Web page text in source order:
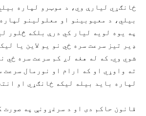
ځانګړي ليارې وي، د موټرو لپاره
بيلي، د معيوبينو او معلولينو
په يوه لويه ليار کي درې بلکه څلور
ډير تيز سرعت سره ځي نو يو لاين يا
شوي وي. که له هغه لږ کم سرعت سره ځي
ته واوړي او که ارام او نورمال سرعت
لپاره بايد بيله ليکه ځانګړي او
قانون حاکم دی او د سرغړونې په صورت